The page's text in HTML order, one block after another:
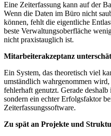
Eine Zeiterfassung kann auf der
Wenn die Daten im Büro nicht
können, fehlt die eigentliche
beste Verwaltungsoberfläche
nicht praxistauglich ist.
Mitarbeiterakzeptanz
Ein System, das theoretisch viel
umständlich wahrgenommen
fehlerhaft genutzt. Gerade
sondern ein echter Erfolgsfaktor
Zeiterfassungssoftware.
Zu spät an Projekte und